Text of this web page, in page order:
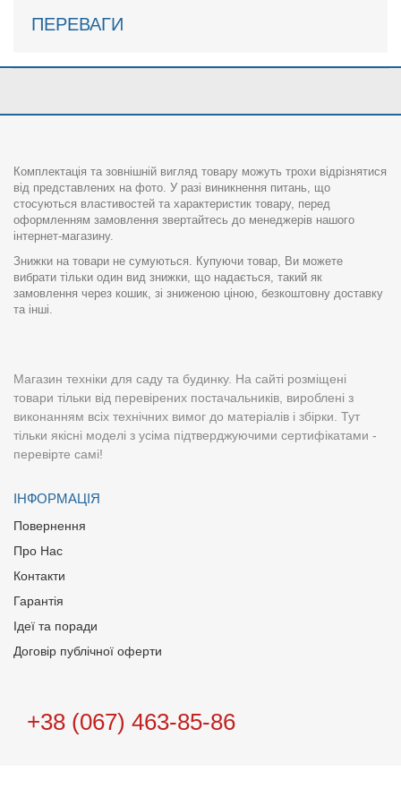
ПЕРЕВАГИ
Комплектація та зовнішній вигляд товару можуть трохи відрізнятися
від представлених на фото. У разі виникнення питань, що
стосуються властивостей та характеристик товару, перед
оформленням замовлення звертайтесь до менеджерів нашого
інтернет-магазину.
Знижки на товари не сумуються. Купуючи товар, Ви можете
вибрати тільки один вид знижки, що надається, такий як
замовлення через кошик, зі зниженою ціною, безкоштовну доставку
та інші.
Магазин техніки для саду та будинку. На сайті розміщені
товари тільки від перевірених постачальників, вироблені з
виконанням всіх технічних вимог до матеріалів і збірки. Тут
тільки якісні моделі з усіма підтверджуючими сертифікатами -
перевірте самі!
ІНФОРМАЦІЯ
Повернення
Про Нас
Контакти
Гарантія
Ідеї та поради
Договір публічної оферти
+38 (067) 463-85-86